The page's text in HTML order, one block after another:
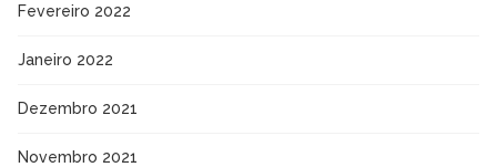
Fevereiro 2022
Janeiro 2022
Dezembro 2021
Novembro 2021